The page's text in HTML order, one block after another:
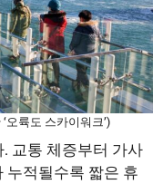
오륙도 스카이워크’)
교통 체증부터 가사
누적될수록 짧은 휴